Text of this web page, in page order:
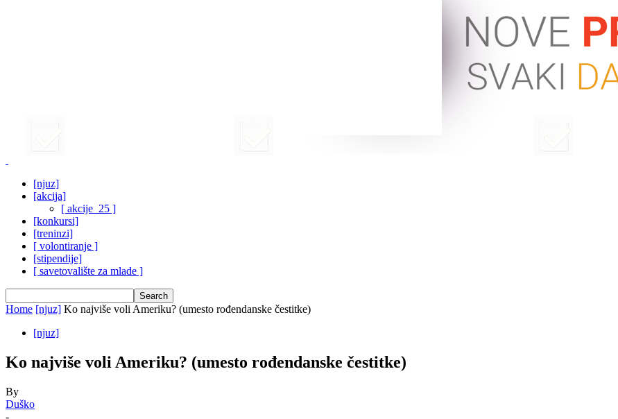
[njuz]
[akcija]
[ akcije_25 ]
[konkursi]
[treninzi]
[ volontiranje ]
[stipendije]
[ savetovalište za mlade ]
Home [njuz] Ko najviše voli Ameriku? (umesto rođendanske čestitke)
[njuz]
Ko najviše voli Ameriku? (umesto rođendanske čestitke)
By
Duško
-